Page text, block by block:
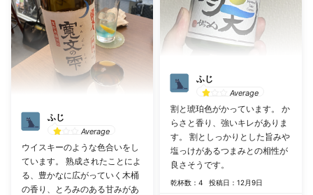
ふじ
Average
ウイスキーのような色合いをし
ています。 熟成されたことによ
る、豊かなに広がっていく木桶
の香り、とろみのある甘みがあ
ふじ
Average
割と琥珀色がかっています。 か
らさと香り、強いキレがありま
す。 割としっかりとした旨みや
塩っけがあるつまみとの相性が
良さそうです。
乾杯数：4 投稿日：12月9日